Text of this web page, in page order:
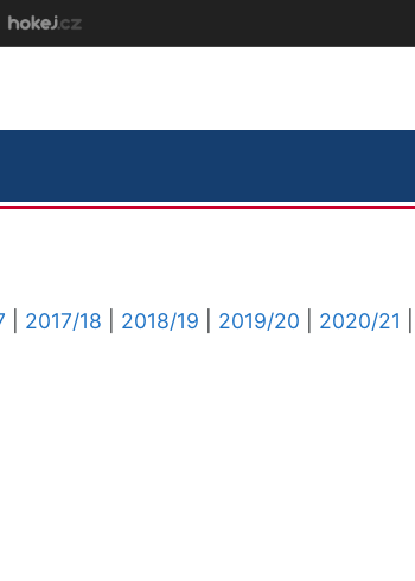
2017/18 2018/19 2019/20 2020/21